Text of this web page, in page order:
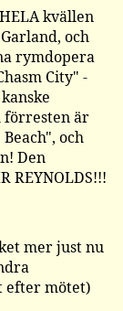
kvällen
och
rymdopera
City" -
förresten är
och
Den
REYNOLDS!!!
mer just nu
efter mötet)